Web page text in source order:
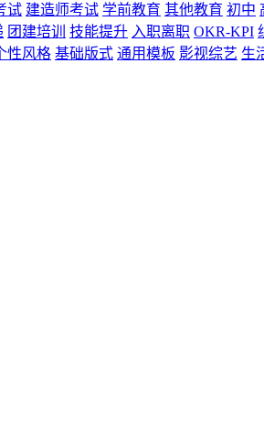
试 建造师考试 学前教育 其他教育 初中
团建培训 技能提升 入职离职 OKR-KPI
性风格 基础版式 通用模板 影视综艺 生